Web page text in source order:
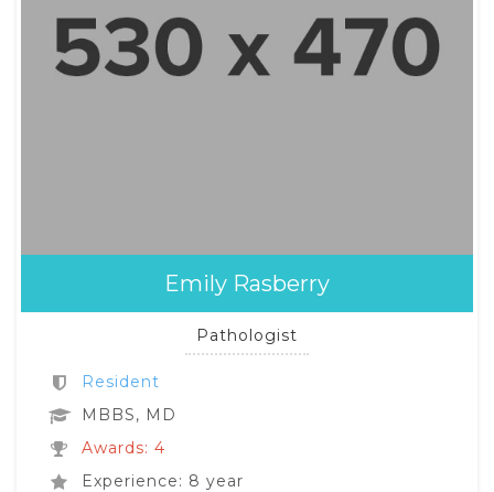
Emily Rasberry
Pathologist
Resident
MBBS, MD
Awards: 4
Experience: 8 year